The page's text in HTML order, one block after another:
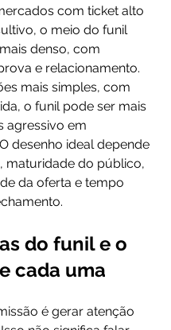
com ticket alto
o meio do funil
denso, com
e relacionamento.
mais simples, com
o funil pode ser mais
agressivo em
desenho ideal depende
maturidade do público,
da oferta e tempo
do funil e o
cada uma
é gerar atenção